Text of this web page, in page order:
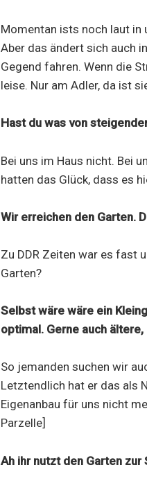
Momentan ists noch laut in
Aber das ändert sich auch
Gegend fahren. Wenn die
leise. Nur am Adler, da ist
Hast du was von
Bei uns im Haus nicht. Bei
hatten das Glück, dass es
Wir erreichen den Garten.
Zu DDR Zeiten war es fast
Garten?
Selbst wäre wäre ein
optimal. Gerne auch
So jemanden suchen wir
Letztendlich hat er das als
Eigenanbau für uns nicht
Parzelle]
Ah ihr nutzt den Garten